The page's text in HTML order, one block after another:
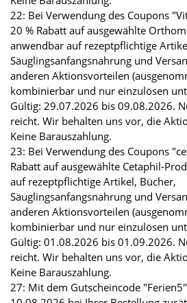
22: Bei Verwendung des Coupons
20 % Rabatt auf ausgewählte
anwendbar auf rezeptpflichtige
Säuglingsanfangsnahrung und
anderen Aktionsvorteilen
kombinierbar und nur einzulösen
Gültig: 29.07.2026 bis 09.08.2026.
reicht. Wir behalten uns vor, die
Keine Barauszahlung.
23: Bei Verwendung des Coupons
Rabatt auf ausgewählte Cetaphil-
auf rezeptpflichtige Artikel, Bücher,
Säuglingsanfangsnahrung und
anderen Aktionsvorteilen
kombinierbar und nur einzulösen
Gültig: 01.08.2026 bis 01.09.2026.
reicht. Wir behalten uns vor, die
Keine Barauszahlung.
27: Mit dem Gutscheincode